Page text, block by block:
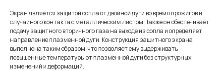
Экран является защитой сопла от двойной дуги во время прожигов и
случайного контакта с металлическим листом. Также он обеспечивает
подачу защитного вторичного газа на выходе из сопла и определяет
направление плазменной дуги. Конструкция защитного экрана
выполнена таким образом, что позволяет ему выдерживать
повышенные температуры от плазменной дуги без структурных
изменений и деформаций.